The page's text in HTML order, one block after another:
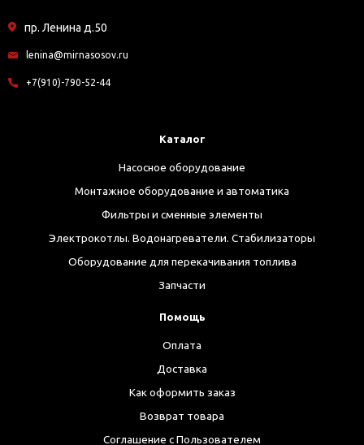
пр. Ленина д.50
lenina@mirnasosov.ru
+7(910)-790-52-44
Каталог
Насосное оборудование
Монтажное оборудование и автоматика
Фильтры и сменные элементы
Электрокотлы. Водонагреватели. Стабилизаторы
Оборудование для перекачивания топлива
Запчасти
Помощь
Оплата
Доставка
Как оформить заказ
Возврат товара
Соглашение с Пользователем